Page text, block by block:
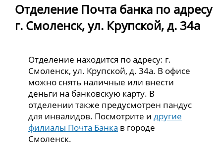
Отделение Почта банка по адресу
г. Смоленск, ул. Крупской, д. 34а
Отделение находится по адресу: г.
Смоленск, ул. Крупской, д. 34а. В офисе
можно снять наличные или внести
деньги на банковскую карту. В
отделении также предусмотрен пандус
для инвалидов. Посмотрите идругие
филиалы Почта Банка в городе
Смоленск.